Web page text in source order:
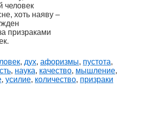
человек
хоть наяву –
призраками
, дух, афоризмы, пустота,
, наука, качество, мышление,
, усилие, количество, призраки